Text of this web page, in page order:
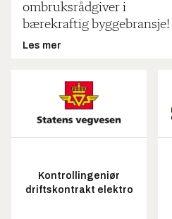
ombruksrådgiver i
bærekraftig byggebransje!
Les mer
Kontrollingeniør
driftskontrakt elektro